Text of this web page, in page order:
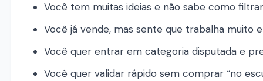
Você tem muitas ideias e não sabe como
Você já vende, mas sente que trabalha muito
Você quer entrar em categoria disputada e
Você quer validar rápido sem comprar “no